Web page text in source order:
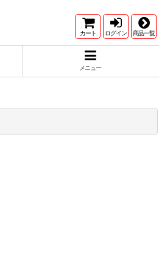
カート ログイン 商品一覧
メニュー